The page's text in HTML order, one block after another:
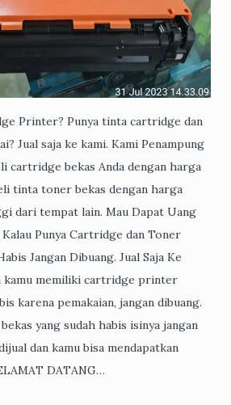
Printer? Punya tinta cartridge dan
Jual saja ke kami. Kami Penampung
cartridge bekas Anda dengan harga
tinta toner bekas dengan harga
dari tempat lain. Mau Dapat Uang
Kalau Punya Cartridge dan Toner
Jangan Dibuang. Jual Saja Ke
kamu memiliki cartridge printer
karena pemakaian, jangan dibuang.
yang sudah habis isinya jangan
dan kamu bisa mendapatkan
DATANG…